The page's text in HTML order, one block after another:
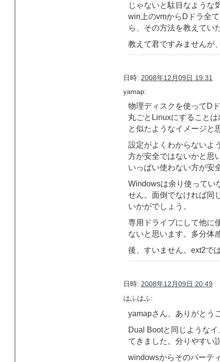
じゃないと駄目なような
win上のvmからDドラ全
ら、その方法を教えてい
教えて君ですみませんが
日時: 2008年12月09日 19:31
yamap:
物理ディスクを使ってD
丸ごとLinuxにすること
と似たようなイメージと
設定がよくわからないよ
方が安全ではないかと思
いっぱい使わない方が安
Windowsは余り使ってい
せん。面倒でなければ同
いかがでしょう。
専用ドライブにして他に
ないと思います。多分体
後、すいません。ext2で
日時: 2008年12月09日 20:49
はふはふ:
yamapさん、ありがとう
Dual Bootと同じような
てきました。分りやすい
windowsからそのパーテ